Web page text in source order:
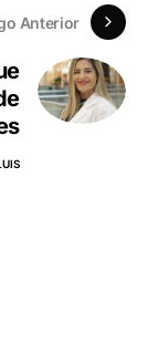
Anterior